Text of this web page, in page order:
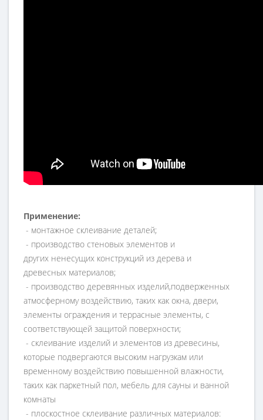
Применение:
- монтажное склеивание деталей;
- производство стеновых элементов и
других ненесущих конструкций из дерева и
древесных материалов;
- производство деревянных изделий,подверженных
атмосферному воздействию, таких как окна, двери,
элементы ограждения и террасные элементы, с
соответствующей защитой поверхности;
- склеивание изделий и элементов из древесины,
которые подвергаются высоким нагрузкам или
временному воздействию повышенной влажности,
таких как паркетный пол, мебель для сауны и ванной
комнаты
- плоскостное склеивание различных материалов: